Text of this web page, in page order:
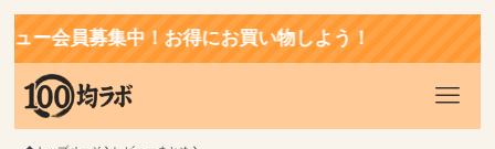
お買い物しよう！